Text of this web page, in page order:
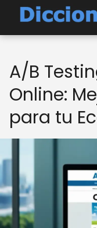
A/B
Online:
para tu